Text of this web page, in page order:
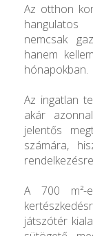
Az otthon
hangulatos
nemcsak
hanem
hónapokban.
Az ingatlan
akár
jelentős
számára,
A 700 m²-
játszótér